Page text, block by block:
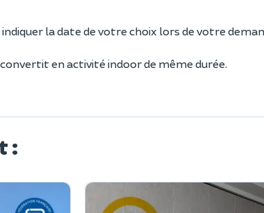
la date de votre choix lors de votre
en activité indoor de même durée.
: